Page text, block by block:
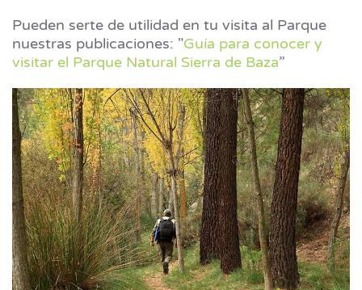
Pueden serte de utilidad en tu visita al Parque
nuestras publicaciones: "Guía para conocer y
visitar el Parque Natural Sierra de Baza”